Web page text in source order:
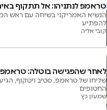
טראמפ לנתניהו: אל תתקוף
הנשיא האמריקני בשיחה עם ראש
להפתיע
קובי אליה
לאחר שהפגישה בוטלה:
שליחו של טראמפ, סטיב ויטקוף,
החטופים
שמעון כץ